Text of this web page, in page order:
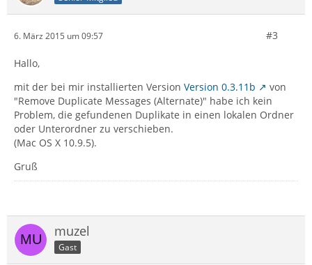
6. März 2015 um 09:57 #3
Hallo,
mit der bei mir installierten Version Version 0.3.11b
von
"Remove Duplicate Messages (Alternate)" habe ich kein
Problem, die gefundenen Duplikate in einen lokalen Ordner
oder Unterordner zu verschieben.
(Mac OS X 10.9.5).
Gruß
muzel
Gast